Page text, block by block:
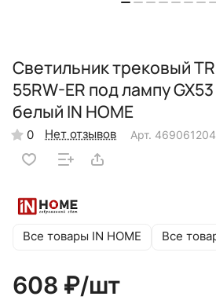
Светильник трековый
55RW-ER под лампу
белый IN HOME
0 Нет отзывов Арт.
Все товары IN HOME Все
608 ₽/шт